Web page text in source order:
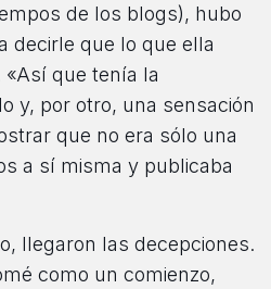
de los blogs), hubo
decirle que lo que ella
que tenía la
y, por otro, una sensación
que no era sólo una
a sí misma y publicaba
llegaron las decepciones.
como un comienzo,